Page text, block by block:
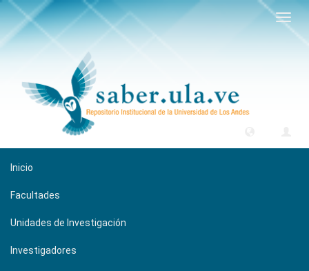
Inicio
Facultades
Unidades de Investigación
Investigadores